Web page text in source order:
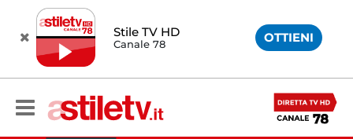
Stile TV HD
Canale 78 OTTIENI